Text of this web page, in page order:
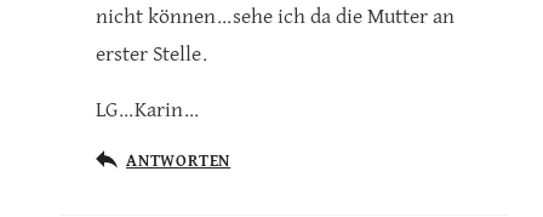
nicht können…sehe ich da die Mutter an
erster Stelle.
LG…Karin…
ANTWORTEN